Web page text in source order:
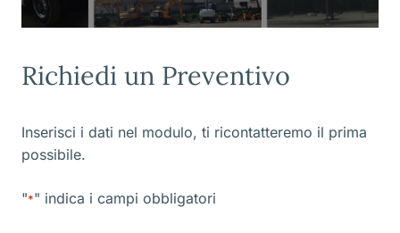
Richiedi un Preventivo
Inserisci i dati nel modulo, ti ricontatteremo il prima
possibile.
"*" indica i campi obbligatori